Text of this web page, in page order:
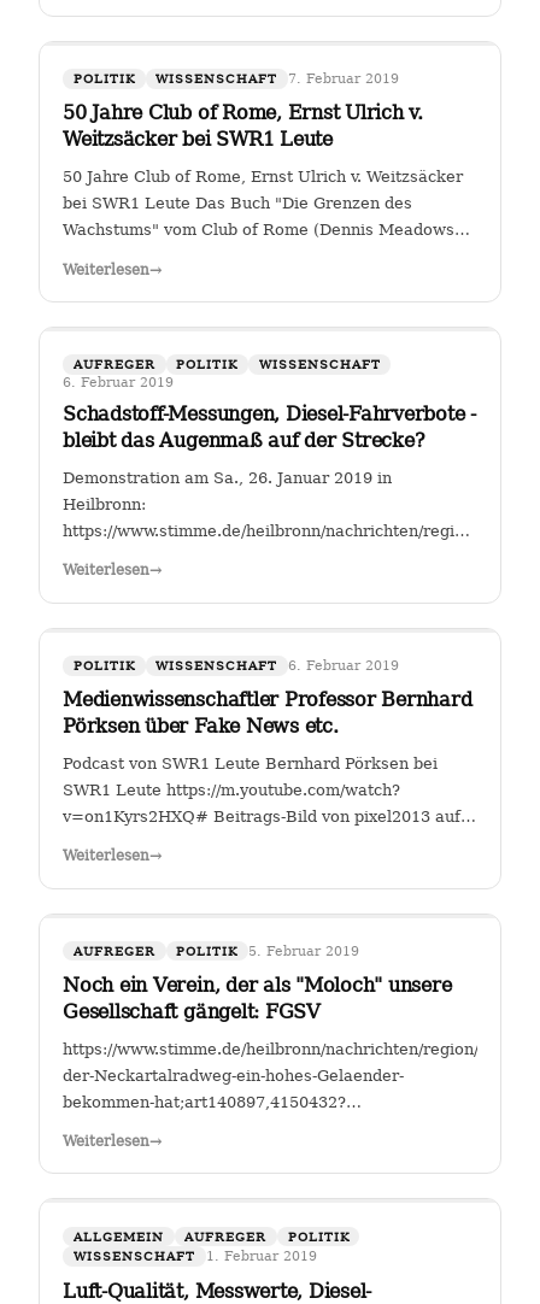
POLITIK WISSENSCHAFT 7. Februar 2019
50 Jahre Club of Rome, Ernst Ulrich v.
Weitzsäcker bei SWR1 Leute
50 Jahre Club of Rome, Ernst Ulrich v. Weitzsäcker
bei SWR1 Leute Das Buch "Die Grenzen des
Wachstums" vom Club of Rome (Dennis Meadows
Weiterlesen→
AUFREGER POLITIK WISSENSCHAFT
6. Februar 2019
Schadstoff-Messungen, Diesel-Fahrverbote -
bleibt das Augenmaß auf der Strecke?
Demonstration am Sa., 26. Januar 2019 in
Heilbronn:
https://www.stimme.de/heilbronn/nachrichten/region/
Fahrverbote-Proteststimmung-
Weiterlesen→
POLITIK WISSENSCHAFT 6. Februar 2019
Medienwissenschaftler Professor Bernhard
Pörksen über Fake News etc.
Podcast von SWR1 Leute Bernhard Pörksen bei
SWR1 Leute https://m.youtube.com/watch?
v=on1Kyrs2HXQ# Beitrags-Bild von pixel2013 auf
Weiterlesen→
AUFREGER POLITIK 5. Februar 2019
Noch ein Verein, der als "Moloch" unsere
Gesellschaft gängelt: FGSV
https://www.stimme.de/heilbronn/nachrichten/region/Warum-
der-Neckartalradweg-ein-hohes-Gelaender-
bekommen-hat;art140897,4150432?
Weiterlesen→
ALLGEMEIN AUFREGER
POLITIK
WISSENSCHAFT
1. Februar 2019
Luft-Qualität, Messwerte, Diesel-